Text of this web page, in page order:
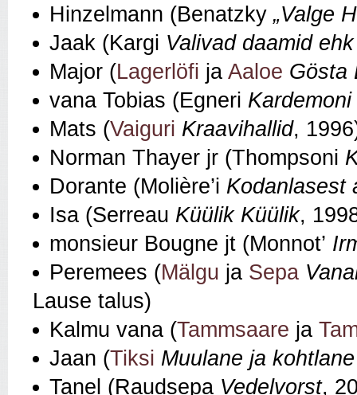
Hinzelmann (Benatzky „Valge
Jaak (Kargi Valivad daamid
Major (Lagerlöfi ja Aaloe Gösta
vana Tobias (Egneri
Mats (Vaiguri Kraavihallid,
Norman Thayer jr (Thompsoni
Dorante (Molière’i Kodanlasest
Isa (Serreau Küülik Küülik,
monsieur Bougne jt (Monnot’
Peremees (Mälgu ja Sepa
Lause talus)
Kalmu vana (Tammsaare ja
Jaan (Tiksi Muulane ja
Tanel (Raudsepa Vedelvorst,